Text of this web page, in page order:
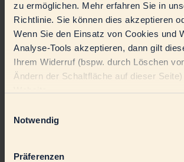
zu ermöglichen. Mehr erfahren Sie in
Richtlinie. Sie können dies akzeptieren
Wenn Sie den Einsatz von Cookies und
Analyse-Tools akzeptieren, dann gilt
Ihrem Widerruf (bspw. durch Löschen
Ändern der Schaltfläche auf dieser
Notwendig
Präferenzen
werden schneller erstellt – alle arbeiten mit